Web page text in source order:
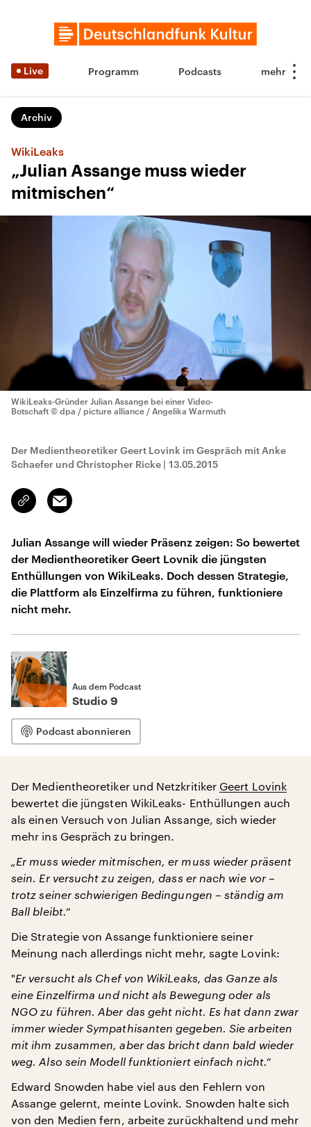
Live Programm Podcasts
Archiv
WikiLeaks
„Julian Assange muss wieder
mitmischen“
WikiLeaks-Gründer Julian Assange bei einer Video-
Botschaft © dpa / picture alliance / Angelika Warmuth
Der Medientheoretiker Geert Lovink im Gespräch mit Anke
Schaefer und Christopher Ricke | 13.05.2015
Link
kopieren/teilen
Email
Julian Assange will wieder Präsenz zeigen: So bewertet
der Medientheoretiker Geert Lovnik die jüngsten
Enthüllungen von WikiLeaks. Doch dessen Strategie,
die Plattform als Einzelfirma zu führen, funktioniere
nicht mehr.
Aus dem Podcast
Studio 9
Podcast abonnieren
Der Medientheoretiker und Netzkritiker Geert Lovink
bewertet die jüngsten WikiLeaks- Enthüllungen auch
als einen Versuch von Julian Assange, sich wieder
mehr ins Gespräch zu bringen.
„Er muss wieder mitmischen, er muss wieder präsent
sein. Er versucht zu zeigen, dass er nach wie vor –
trotz seiner schwierigen Bedingungen – ständig am
Ball bleibt.“
Die Strategie von Assange funktioniere seiner
Meinung nach allerdings nicht mehr, sagte Lovink:
"Er versucht als Chef von WikiLeaks, das Ganze als
eine Einzelfirma und nicht als Bewegung oder als
NGO zu führen. Aber das geht nicht. Es hat dann zwar
immer wieder Sympathisanten gegeben. Sie arbeiten
mit ihm zusammen, aber das bricht dann bald wieder
weg. Also sein Modell funktioniert einfach nicht.“
Edward Snowden habe viel aus den Fehlern von
Assange gelernt, meinte Lovink. Snowden halte sich
von den Medien fern, arbeite zurückhaltend und mehr